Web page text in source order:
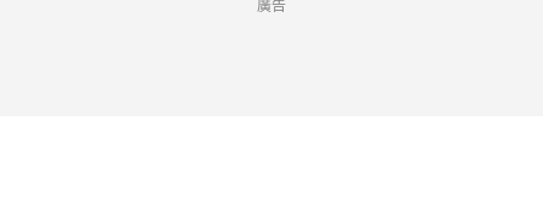
廣告